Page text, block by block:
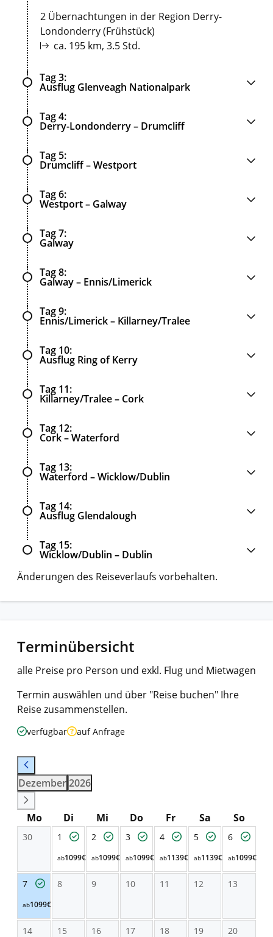
2 Übernachtungen in der Region Derry-
Londonderry (Frühstück)
ca. 195 km, 3.5 Std.
Tag 3
Ausflug Glenveagh Nationalpark
Tag 4
Derry-Londonderry – Drumcliff
Tag 5
Drumcliff – Westport
Tag 6
Westport – Galway
Tag 7
Galway
Tag 8
Galway – Ennis/Limerick
Tag 9
Ennis/Limerick – Killarney/Tralee
Tag 10
Ausflug Ring of Kerry
Tag 11
Killarney/Tralee – Cork
Tag 12
Cork – Waterford
Tag 13
Waterford – Wicklow/Dublin
Tag 14
Ausflug Glendalough
Tag 15
Wicklow/Dublin – Dublin
Änderungen des Reiseverlaufs vorbehalten.
Terminübersicht
alle Preise pro Person und exkl. Flug und Mietwagen
Termin auswählen und über "Reise buchen" Ihre
Reise zusammenstellen.
verfügbar auf Anfrage
Dezember2026
Mo Di Mi Do Fr Sa So
30 1
ab1099€
2
ab1099€
3
ab1099€
4
ab1139€
5
ab1139€
6
ab1099€
7
ab1099€
8 9 10 11 12 13
14 15 16 17 18 19 20